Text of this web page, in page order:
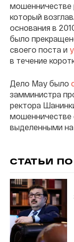
мошенничестве
который
основания в
было
своего поста и
в течение
Дело Мау было
замминистра
ректора
мошенничестве
выделенными на
СТАТЬИ